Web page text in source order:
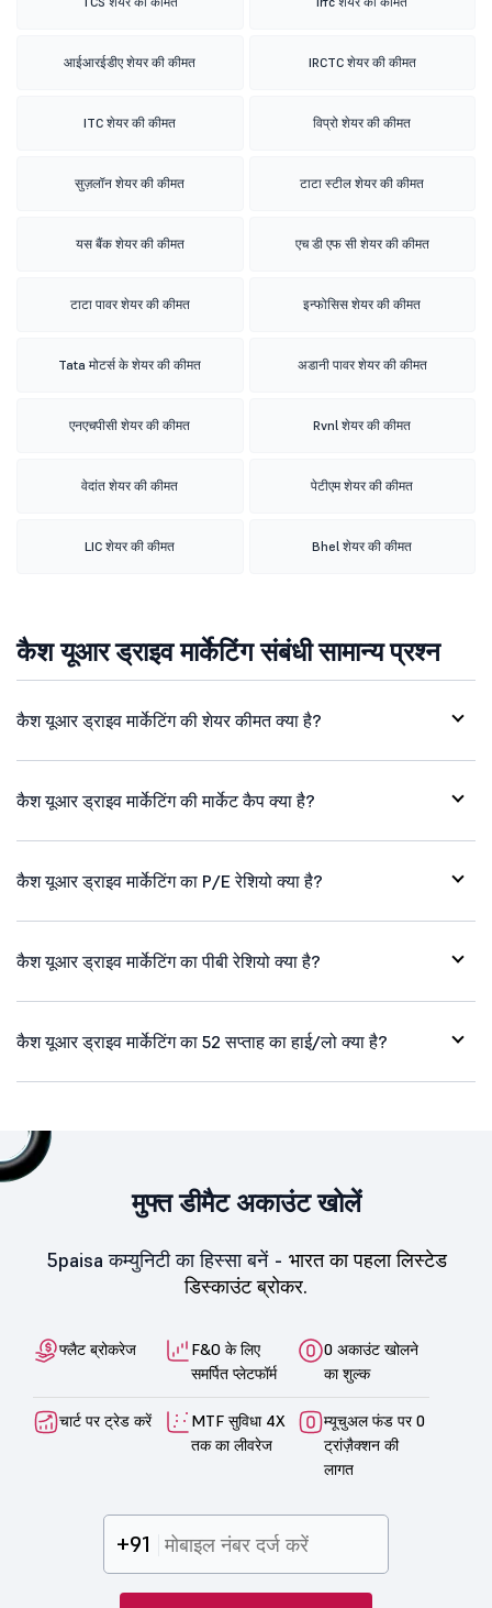
आईआरईडीए शेयर की कीमत IRCTC शेयर की कीमत
ITC शेयर की कीमत विप्रो शेयर की कीमत
सुज़लॉन शेयर की कीमत टाटा स्टील शेयर की कीमत
यस बैंक शेयर की कीमत एच डी एफ सी शेयर की कीमत
टाटा पावर शेयर की कीमत इन्फोसिस शेयर की कीमत
Tata मोटर्स के शेयर की कीमत अडानी पावर शेयर की कीमत
एनएचपीसी शेयर की कीमत Rvnl शेयर की कीमत
वेदांत शेयर की कीमत पेटीएम शेयर की कीमत
LIC शेयर की कीमत Bhel शेयर की कीमत
कैश यूआर ड्राइव मार्केटिंग संबंधी सामान्य प्रश्न
कैश यूआर ड्राइव मार्केटिंग की शेयर कीमत क्या है?
कैश यूआर ड्राइव मार्केटिंग की मार्केट कैप क्या है?
कैश यूआर ड्राइव मार्केटिंग का P/E रेशियो क्या है?
कैश यूआर ड्राइव मार्केटिंग का पीबी रेशियो क्या है?
कैश यूआर ड्राइव मार्केटिंग का 52 सप्ताह का हाई/लो क्या है?
मुफ्त डीमैट अकाउंट खोलें
5paisa कम्युनिटी का हिस्सा बनें - भारत का पहला लिस्टेड
डिस्काउंट ब्रोकर.
फ्लैट ब्रोकरेज
F&O के लिए
समर्पित प्लेटफॉर्म
0 अकाउंट खोलने
का शुल्क
चार्ट पर ट्रेड करें
MTF सुविधा 4X
तक का लीवरेज
म्यूचुअल फंड पर 0
ट्रांज़ैक्शन की
लागत
+91